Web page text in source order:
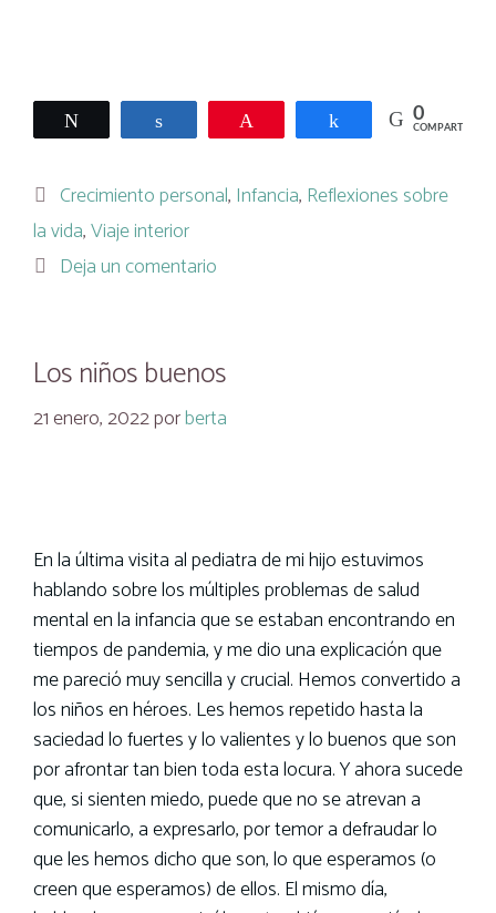
Compartir Compartir
0
COMPARTIR
Categorías
Crecimiento personal, Infancia, Reflexiones sobre
la vida,Viaje interior
Deja un comentario
Los niños buenos
21 enero, 2022porberta
En la última visita al pediatra de mi hijo estuvimos
hablando sobre los múltiples problemas de salud
mental en la infancia que se estaban encontrando en
tiempos de pandemia, y me dio una explicación que
me pareció muy sencilla y crucial. Hemos convertido a
los niños en héroes. Les hemos repetido hasta la
saciedad lo fuertes y lo valientes y lo buenos que son
por afrontar tan bien toda esta locura. Y ahora sucede
que, si sienten miedo, puede que no se atrevan a
comunicarlo, a expresarlo, por temor a defraudar lo
que les hemos dicho que son, lo que esperamos (o
creen que esperamos) de ellos. El mismo día,